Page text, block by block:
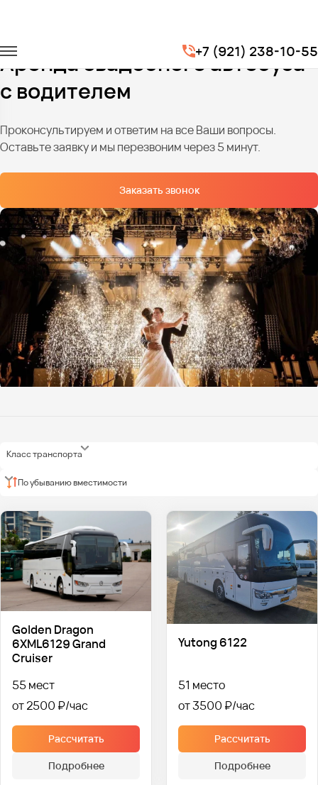
+7 (921) 238-10-55
Транспорт на свадьбу
Аренда свадебного автобуса
с водителем
Проконсультируем и ответим на все Ваши вопросы.
Оставьте заявку и мы перезвоним через 5 минут.
Заказать звонок
Класс транспорта
По убыванию вместимости
Golden Dragon
6XML6129 Grand
Cruiser
55 мест
от 2500 ₽
Рассчитать
Подробнее
Yutong 6122
51 место
от 3500 ₽
Рассчитать
Подробнее